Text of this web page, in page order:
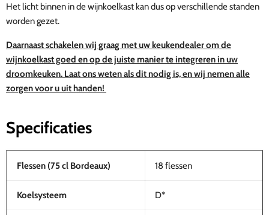
Het licht binnen in de wijnkoelkast kan dus op verschillende standen
worden gezet.
Daarnaast schakelen wij graag met uw keukendealer om de
wijnkoelkast goed en op de juiste manier te integreren in uw
droomkeuken. Laat ons weten als dit nodig is, en wij nemen alle
zorgen voor u uit handen!
Specificaties
Flessen (75 cl Bordeaux) 18 flessen
Koelsysteem D*